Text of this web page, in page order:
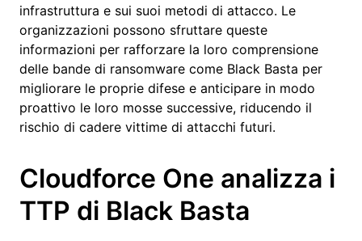
infrastruttura e sui suoi metodi di attacco. Le
organizzazioni possono sfruttare queste
informazioni per rafforzare la loro comprensione
delle bande di ransomware come Black Basta per
migliorare le proprie difese e anticipare in modo
proattivo le loro mosse successive, riducendo il
rischio di cadere vittime di attacchi futuri.
Cloudforce One analizza i
TTP di Black Basta